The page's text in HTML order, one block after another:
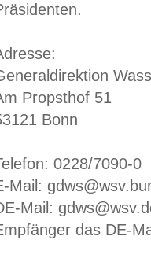
Propsthof 51
Bonn
0228/7090-0
Mail:
Mail:
das DE-